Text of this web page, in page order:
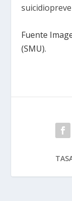
Fuente
(SMU).